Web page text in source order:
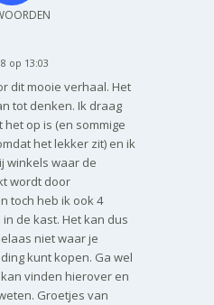
op 13:03
dit mooie verhaal. Het
tot denken. Ik draag
op is (en sommige
het lekker zit) en ik
winkels waar de
wordt door
toch heb ik ook 4
de kast. Het kan dus
niet waar je
kunt kopen. Ga wel
vinden hierover en
Groetjes van